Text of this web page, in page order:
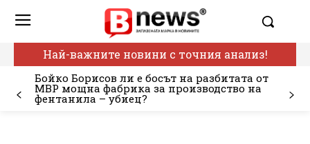
Най-важните новини с точния анализ!
Бойко Борисов ли е босът на разбитата от
МВР мощна фабрика за производство на
фентанила – убиец?